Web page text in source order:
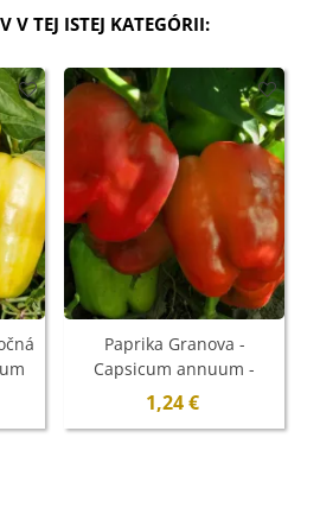
V TEJ ISTEJ KATEGÓRII:
ks
Paprika Granova -
Capsicum annuum -
semená - 50 ks
1,24 €